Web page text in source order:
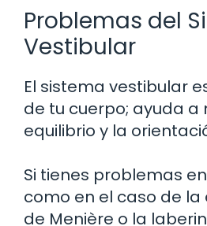
Problemas del
Vestibular
El sistema vestibular
de tu cuerpo; ayuda a
equilibrio y la
Si tienes problemas
como en el caso de
de Menière o la